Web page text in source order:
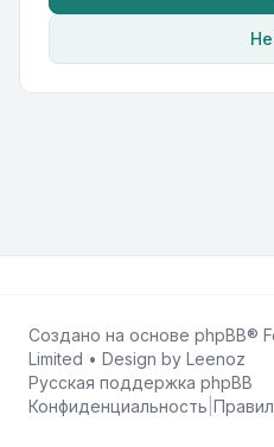
Создано на основе phpBB®
Limited • Design by Leenoz
Русская поддержка phpBB
Конфиденциальность